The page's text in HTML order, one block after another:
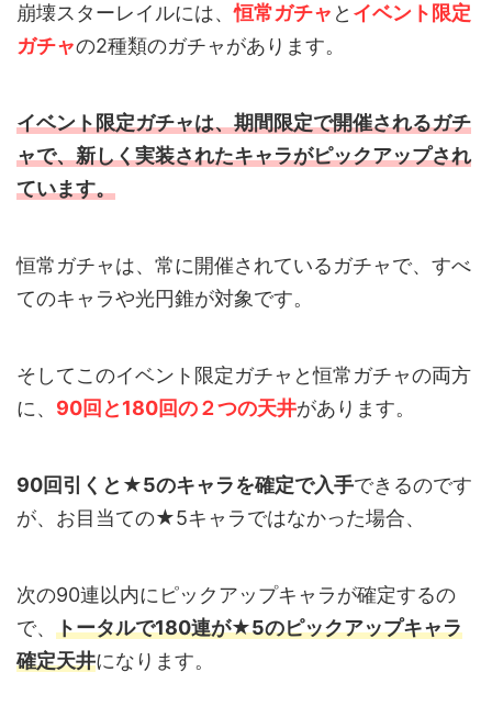
崩壊スターレイルには、恒常ガチャ と イベント限定
ガチャの2種類のガチャがあります。
イベント限定ガチャは、期間限定で開催されるガチ
ャで、新しく実装されたキャラがピックアップされ
ています。
恒常ガチャは、常に開催されているガチャで、すべ
てのキャラや光円錐が対象です。
そしてこのイベント限定ガチャと恒常ガチャの両方
に、 90回と180回の２つの天井があります。
90回引くと★5のキャラを確定で入手できるのです
が、お目当ての★5キャラではなかった場合、
次の90連以内にピックアップキャラが確定するの
で、 トータルで180連が★5のピックアップキャラ
確定天井になります。